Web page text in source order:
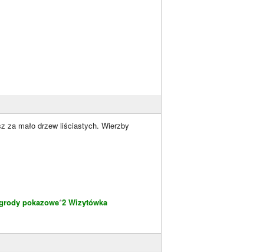
za mało drzew liściastych. Wierzby
pokazowe*2 Wizytówka